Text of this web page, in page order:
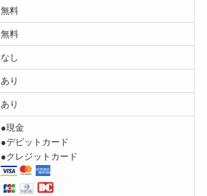
無料
無料
なし
あり
あり
●現金
●デビットカード
●クレジットカード